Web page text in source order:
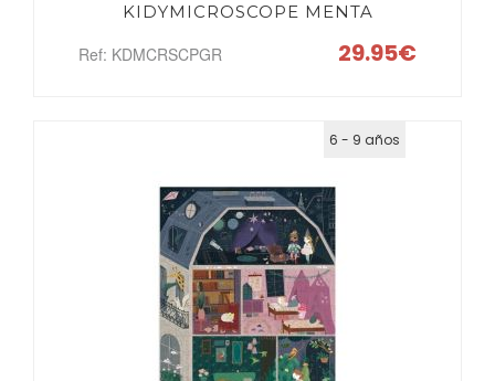
KIDYMICROSCOPE MENTA
Ref: KDMCRSCPGR 29.95€
6 - 9 años